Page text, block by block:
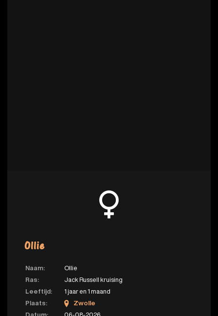
Ollie
Naam:
Ollie
Ras:
Jack Russell kruising
Leeftijd:
1 jaar en 1 maand
Plaats:
Zwolle